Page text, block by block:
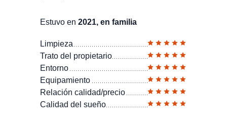
Estuvo en 2021, en familia
Limpieza
Trato del propietario
Entorno
Equipamiento
Relación calidad/precio
Calidad del sueño